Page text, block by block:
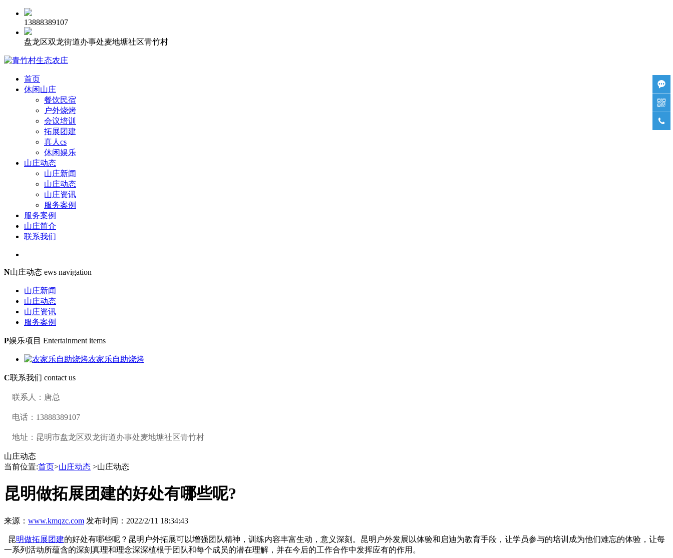
13888389107
盘龙区双龙街道办事处麦地塘社区青竹村
首页
休闲山庄
餐饮民宿
户外烧烤
会议培训
拓展团建
真人cs
休闲娱乐
山庄动态
山庄新闻
山庄动态
山庄资讯
服务案例
服务案例
山庄简介
联系我们
N山庄动态 ews navigation
山庄新闻
山庄动态
山庄资讯
服务案例
P娱乐项目 Entertainment items
农家乐自助烧烤
C联系我们 contact us
联系人：唐总
电话：13888389107
地址：昆明市盘龙区双龙街道办事处麦地塘社区青竹村
山庄动态
当前位置:首页>山庄动态 >山庄动态
昆明做拓展团建的好处有哪些呢?
来源： www.kmqzc.com 发布时间：2022/2/11 18:34:43
昆明做拓展团建的好处有哪些呢？昆明户外拓展可以增强团队精神，训练内容丰富生动，意义深刻。昆明户外发展以体验和启迪为教育手段，让学员参与的培训成为他们难忘的体验，让每
一系列活动所蕴含的深刻真理和理念深深植根于团队和每个成员的潜在理解，并在今后的工作合作中发挥应有的作用。


